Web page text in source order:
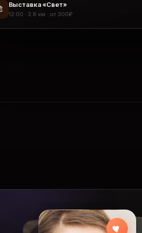
Выставка «Свет»
12:00 · 2.8 км · от 300₽